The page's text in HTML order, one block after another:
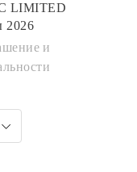
LIMITED
2026
и